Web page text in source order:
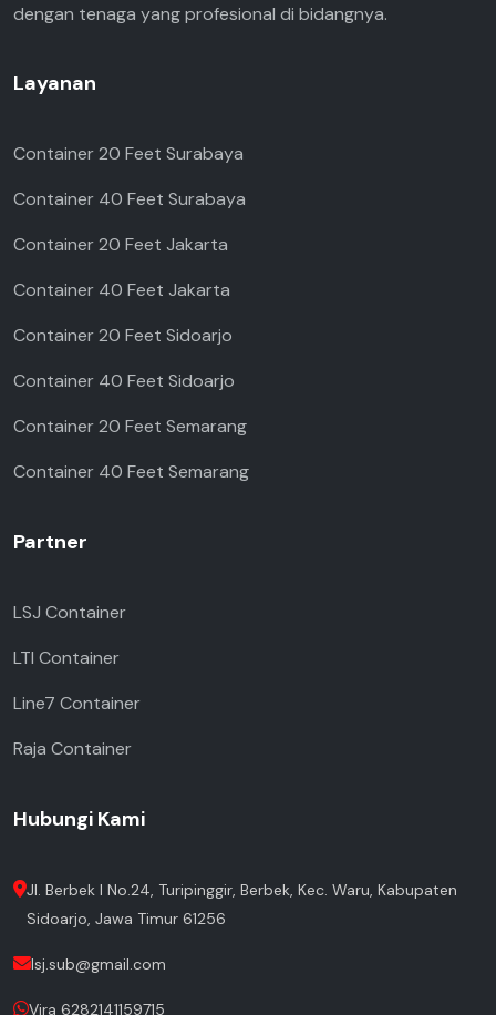
dengan tenaga yang profesional di bidangnya.
Layanan
Container 20 Feet Surabaya
Container 40 Feet Surabaya
Container 20 Feet Jakarta
Container 40 Feet Jakarta
Container 20 Feet Sidoarjo
Container 40 Feet Sidoarjo
Container 20 Feet Semarang
Container 40 Feet Semarang
Partner
LSJ Container
LTI Container
Line7 Container
Raja Container
Hubungi Kami
Jl. Berbek I No.24, Turipinggir, Berbek, Kec. Waru, Kabupaten
Sidoarjo, Jawa Timur 61256
lsj.sub@gmail.com
Vira 6282141159715